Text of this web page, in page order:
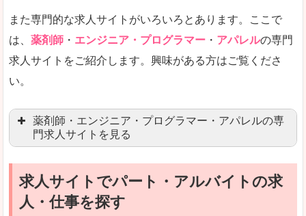
未経験 未経験の求人もあります
営業職を探している方にとっては、有利なサイト
検索人気キーワードの上位が「40代」「50代」
文字が大きくて見やすいです。
また専門的な求人サイトがいろいろとあります。ここで
は、 薬剤師 ・ エンジニア・プログラマー ・ アパレルの専門
求人サイトをご紹介します。興味がある方はご覧くださ
い。
薬剤師・エンジニア・プログラマー・アパレルの専
門求人サイトを見る
マイナビ薬剤師
リクナビ薬剤師
求人サイトでパート・アルバイトの求
人・仕事を探す